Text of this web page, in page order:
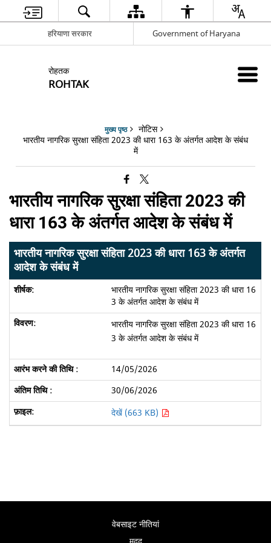
हरियाणा सरकार Government of Haryana
रोहतक
ROHTAK
मुख्य पृष्ठ
नोटिस
भारतीय नागरिक सुरक्षा संहिता 2023 की धारा 163 के अंतर्गत आदेश के संबंध
में
भारतीय नागरिक सुरक्षा संहिता 2023 की
धारा 163 के अंतर्गत आदेश के संबंध में
भारतीय नागरिक सुरक्षा संहिता 2023 की धारा 163 के अंतर्गत
आदेश के संबंध में
भारतीय नागरिक सुरक्षा संहिता 2023 की धारा 16
3 के अंतर्गत आदेश के संबंध में
भारतीय नागरिक सुरक्षा संहिता 2023 की धारा 16
3 के अंतर्गत आदेश के संबंध में
14/05/2026
30/06/2026
देखें (663 KB)
वेबसाइट नीतियां